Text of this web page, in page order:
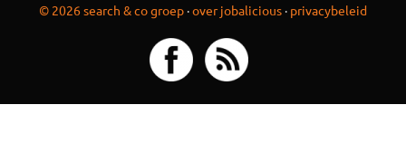
© 2026 search & co groep ·over jobalicious · privacybeleid